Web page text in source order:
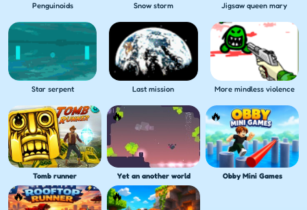
Penguinoids Snow storm Jigsaw queen mary
Star serpent Last mission More mindless violence
Tomb runner Yet an another world Obby Mini Games